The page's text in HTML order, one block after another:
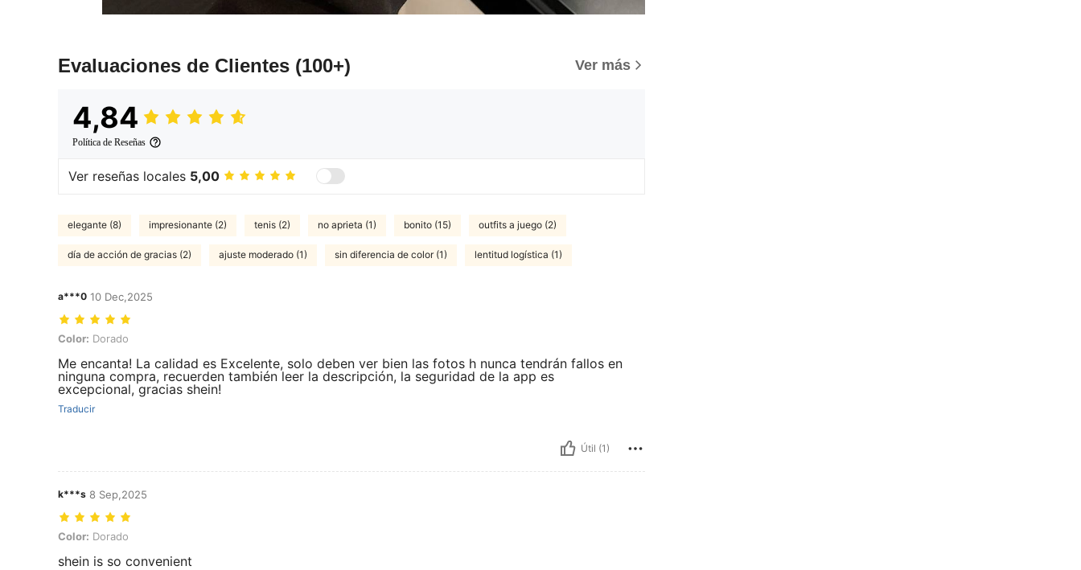
Evaluaciones de Clientes (100+) Ver más
4,84
Política de Reseñas
Ver reseñas locales 5,00
elegante (8) impresionante (2) tenis (2) no aprieta (1) bonito (15) outfits a juego (2)
día de acción de gracias (2) ajuste moderado (1) sin diferencia de color (1) lentitud logística (1)
a***0 10 Dec,2025
Color: Dorado
Color: Dorado
Me encanta! La calidad es Excelente, solo deben ver bien las fotos h nunca tendrán fallos en
ninguna compra, recuerden también leer la descripción, la seguridad de la app es
excepcional, gracias shein!
Traducir
Útil (1)
k***s 8 Sep,2025
Color: Dorado
Color: Dorado
shein is so convenient